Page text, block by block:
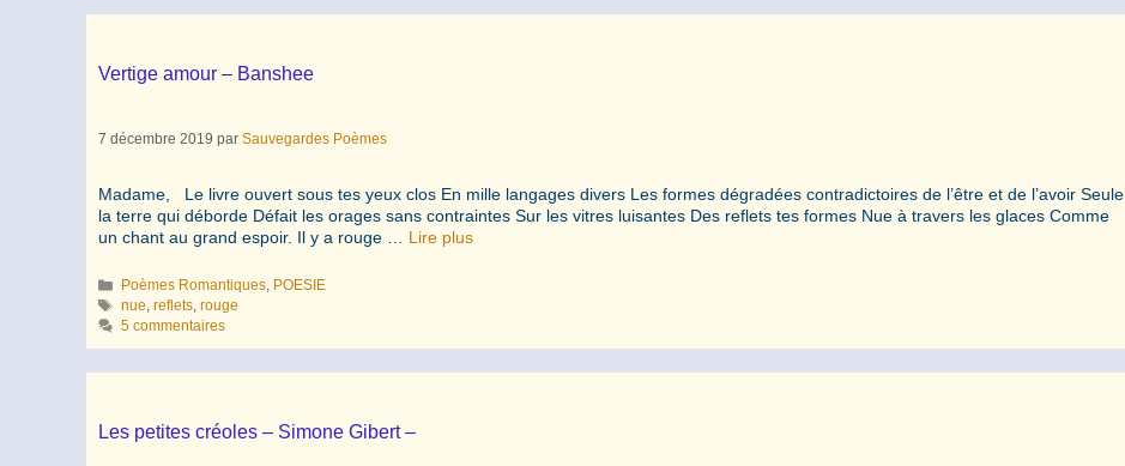
Vertige amour – Banshee
7 décembre 2019 par Sauvegardes Poèmes
Madame, Le livre ouvert sous tes yeux clos En mille langages divers Les formes dégradées contradictoires de l’être et de l’avoir Seule
la terre qui déborde Défait les orages sans contraintes Sur les vitres luisantes Des reflets tes formes Nue à travers les glaces Comme
un chant au grand espoir. Il y a rouge … Lire plus
Catégories
Poèmes Romantiques, POESIE
Étiquettes
nue,reflets,rouge
5 commentaires
Les petites créoles – Simone Gibert –